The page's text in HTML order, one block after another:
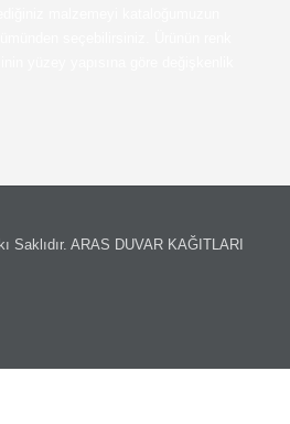
Saklıdır. ARAS DUVAR KAĞITLARI